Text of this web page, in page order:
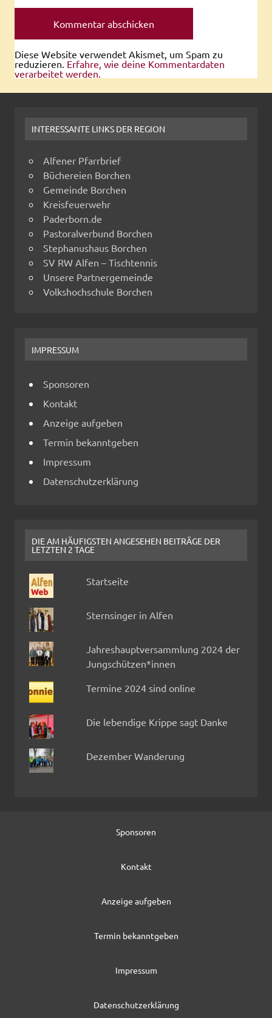
Diese Website verwendet Akismet, um Spam zu
reduzieren. Erfahre, wie deine Kommentardaten
verarbeitet werden.
INTERESSANTE LINKS DER REGION
Alfener Pfarrbrief
Büchereien Borchen
Gemeinde Borchen
Kreisfeuerwehr
Paderborn.de
Pastoralverbund Borchen
Stephanushaus Borchen
SV RW Alfen – Tischtennis
Unsere Partnergemeinde
Volkshochschule Borchen
IMPRESSUM
Sponsoren
Kontakt
Anzeige aufgeben
Termin bekanntgeben
Impressum
Datenschutzerklärung
DIE AM HÄUFIGSTEN ANGESEHEN BEITRÄGE DER
LETZTEN 2 TAGE
Startseite
Sternsinger in Alfen
Jahreshauptversammlung 2024 der
Jungschützen*innen
Termine 2024 sind online
Die lebendige Krippe sagt Danke
Dezember Wanderung
Sponsoren
Kontakt
Anzeige aufgeben
Termin bekanntgeben
Impressum
Datenschutzerklärung